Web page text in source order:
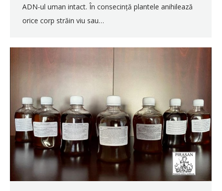
ADN-ul uman intact. În consecință plantele anihilează
orice corp străin viu sau…